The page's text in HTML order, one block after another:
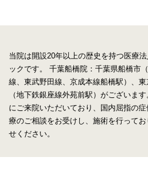
当院は開設20年以上の歴史を持つ医療
ックです。
千葉船橋院：千葉県船橋市
線、東武野田線、京成本線船橋駅）、
（地下鉄銀座線外苑前駅）がございます
にご来院いただいており、国内屈指の症
療のご相談をお受けし、施術を行って
せください。